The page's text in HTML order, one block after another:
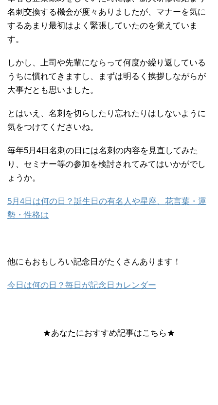
名刺交換する機会が度々ありましたが、マナーを気に
するあまり最初はよく緊張していたのを覚えていま
す。
しかし、上司や先輩にならって何度か繰り返している
うちに慣れてきますし、まずは明るく挨拶しながらが
大事だとも思いました。
とはいえ、名刺を切らしたり忘れたりはしないように
気をつけてくださいね。
毎年5月4日名刺の日には名刺の内容を見直してみた
り、セミナー等の参加を検討されてみてはいかがでし
ょうか。
5月4日は何の日？誕生日の有名人や星座、花言葉・運
勢・性格は
他にもおもしろい記念日がたくさんあります！
今日は何の日？毎日が記念日カレンダー
★あなたにおすすめ記事はこちら★